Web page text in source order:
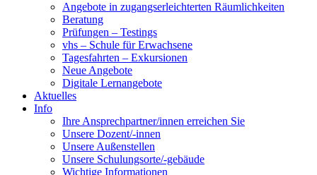
Angebote in zugangserleichterten Räumlichkeiten
Beratung
Prüfungen – Testings
vhs – Schule für Erwachsene
Tagesfahrten – Exkursionen
Neue Angebote
Digitale Lernangebote
Aktuelles
Info
Ihre Ansprechpartner/innen erreichen Sie
Unsere Dozent/-innen
Unsere Außenstellen
Unsere Schulungsorte/-gebäude
Wichtige Informationen